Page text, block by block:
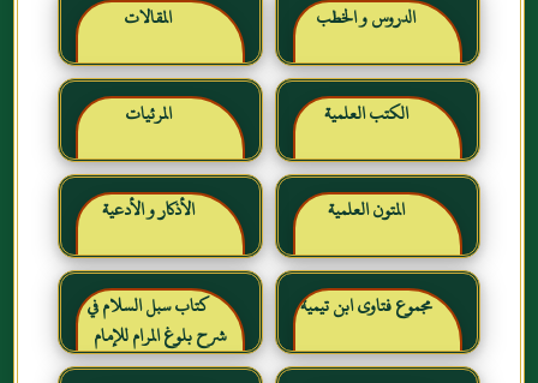
الدروس و الخطب المقالات
الكتب العلمية المرئيات
المتون العلمية الأذكار و الأدعية
مجموع فتاوى ابن تيمية
كتاب سبل السلام في
شرح بلوغ المرام للإمام
الصنعاني رحمه الله